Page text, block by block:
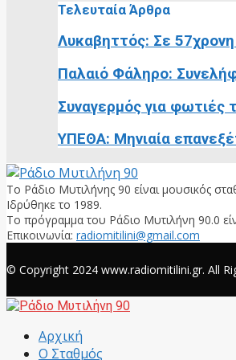
Τελευταία Άρθρα
Λυκαβηττός: Σε
Παλαιό Φάληρο:
Συναγερμός για
ΥΠΕΘΑ: Μηνιαία
Το Ράδιο Μυτιλήνης 90 είναι μουσικός
Ιδρύθηκε το 1989.
Το πρόγραμμα του Ράδιο Μυτιλήνη 90.0
Επικοινωνία: radiomitilini@gmail.com
© Copyright 2024 www.radiomitilini.gr. All
Αρχική
Ο Σταθμός